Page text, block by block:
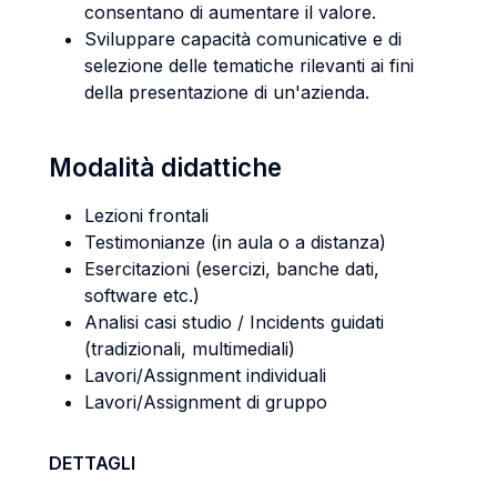
consentano di aumentare il valore.
Sviluppare capacità comunicative e di
selezione delle tematiche rilevanti ai fini
della presentazione di un'azienda.
Modalità didattiche
Lezioni frontali
Testimonianze (in aula o a distanza)
Esercitazioni (esercizi, banche dati,
software etc.)
Analisi casi studio / Incidents guidati
(tradizionali, multimediali)
Lavori/Assignment individuali
Lavori/Assignment di gruppo
DETTAGLI